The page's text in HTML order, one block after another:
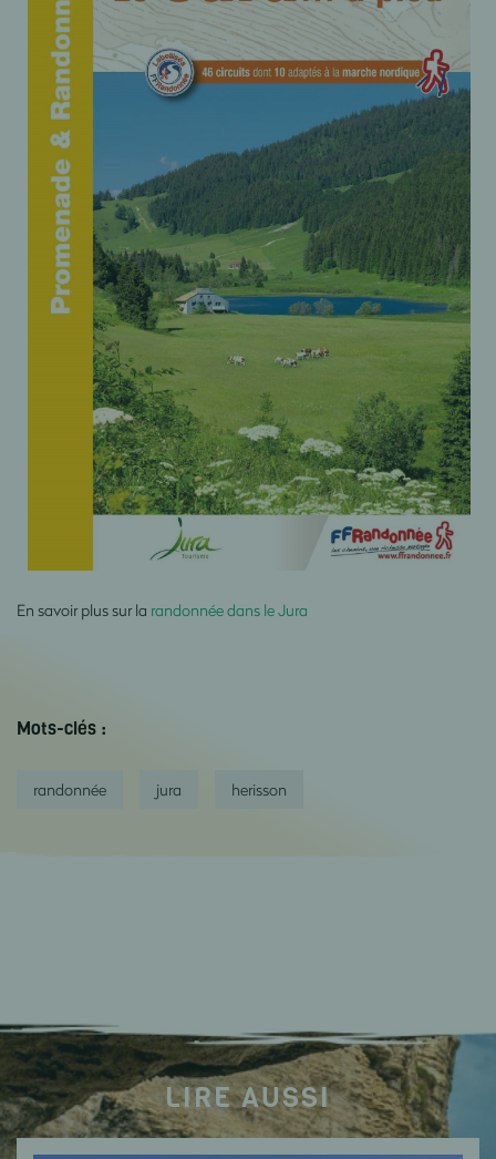
En savoir plus sur la randonnée dans le Jura
Mots-clés :
randonnée jura herisson
LIRE AUSSI